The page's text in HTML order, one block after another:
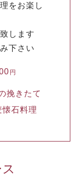
をお楽し
します
下さい
円
挽きたて
石料理